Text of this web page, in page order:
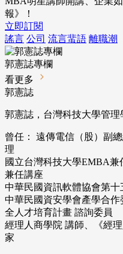
報》！
立即訂閱
謠言 公司 流言蜚語 離職潮
郭憲誌專欄
看更多
郭憲誌
郭憲誌，台灣科技大學管理
曾任： 遠傳電信（股）副
理
國立台灣科技大學EMBA
兼任講座
中華民國資訊軟體協會第
中華民國資安學會產學合
全人才培育計畫 諮詢委員
經理人商學院 講師、《經
家